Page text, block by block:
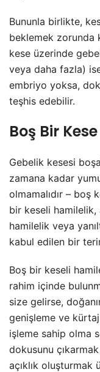
Bununla birlikte,
beklemek zorunda
kese üzerinde
veya daha fazla)
embriyo yoksa,
teşhis edebilir.
Boş Bir
Gebelik kesesi
zamana kadar
olmamalıdır – boş
bir keseli hamilelik,
hamilelik veya
kabul edilen bir
Boş bir keseli
rahim içinde
size gelirse,
genişleme ve
işleme sahip olma
dokusunu
açıklık oluşturmak